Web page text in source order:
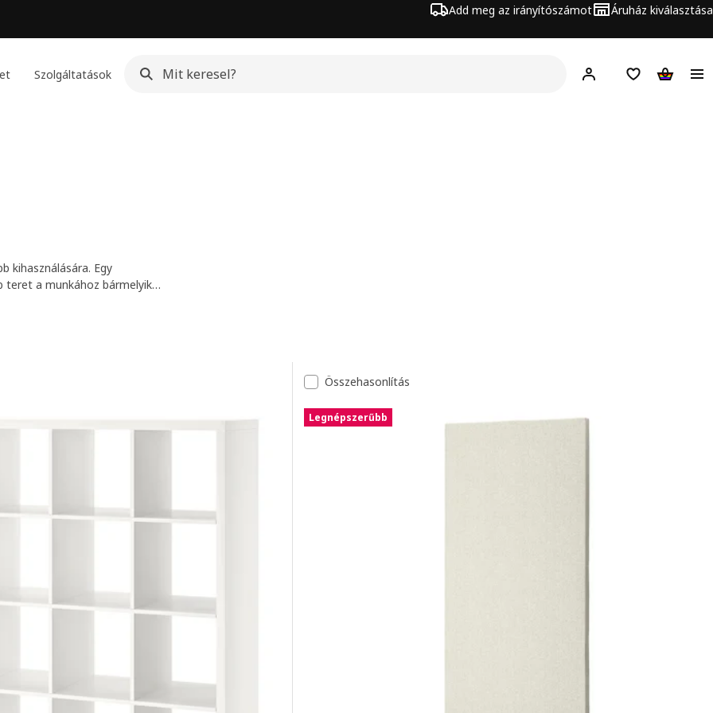
Add meg az irányítószámot Áruház kiválasztása
Szolgáltatások Hej! Bejelentkezés
Bevásárlólista
Kosár
kihasználására. Egy
teret a munkához bármelyik
nappalira. Görgess lejjebb, és
Összehasonlítás
Legnépszerűbb